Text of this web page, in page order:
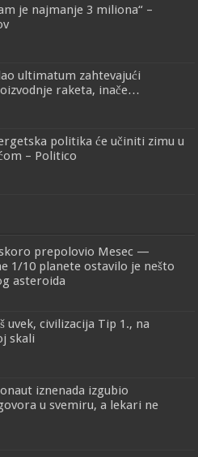
je najmanje 3 miliona“ –
ultimatum zahtevajući
raketa, inače…
politika će učiniti zimu u
– Politico
prepolovio Mesec —
1/10 planete ostavilo je nešto
asteroida
uvek, civilizacija Tip 1., na
skali
iznenada izgubio
u svemiru, a lekari ne